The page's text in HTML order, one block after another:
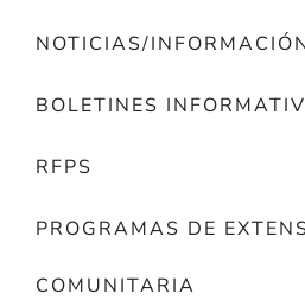
NOTICIAS/
BOLETINES
RFPS
PROGRAMAS DE
COMUNITARIA